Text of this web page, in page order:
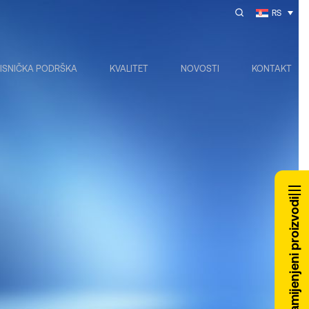
RS
PODRŠKA KVALITET NOVOSTI KONTAKT
Zamijenjeni proizvodi